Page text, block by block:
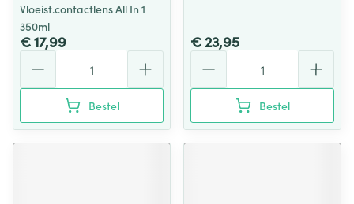
Vloeist.contactlens All In 1
350ml
€ 17,99
Bestel
€ 23,95
Bestel